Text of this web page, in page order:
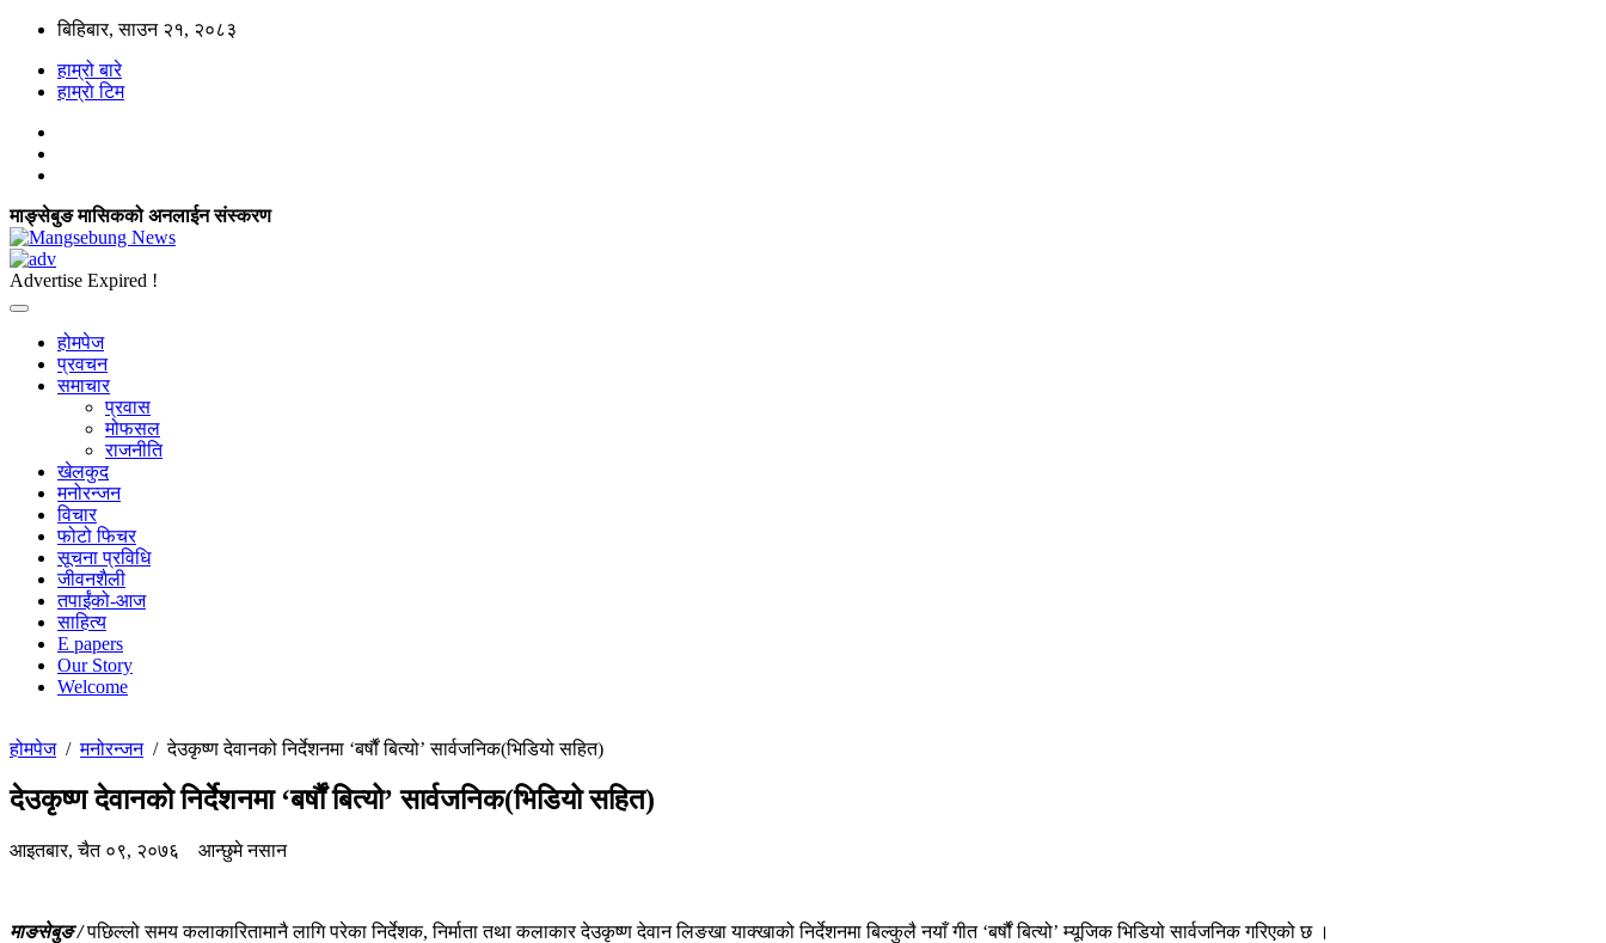
बिहिबार, साउन २१, २०८३
हाम्रो बारे
हाम्राे टिम
माङ्सेबुङ मासिकको अनलाईन संस्करण
Advertise Expired !
होमपेज
प्रवचन
समाचार
प्रवास
मोफसल
राजनीति
खेलकुद
मनोरन्जन
विचार
फोटो फिचर
सूचना प्रविधि
जीवनशैली
तपाईंको-आज
साहित्य
E papers
Our Story
Welcome
होमपेज/मनोरन्जन/देउकृष्ण देवानको निर्देशनमा ‘बर्षौं बित्यो’ सार्वजनिक(भिडियो सहित)
देउकृष्ण देवानको निर्देशनमा ‘बर्षौं बित्यो’ सार्वजनिक(भिडियो सहित)
आइतबार, चैत ०९, २०७६ आन्छुमे नसान
माङसेबुङ /पछिल्लो समय कलाकारितामानै लागि परेका निर्देशक, निर्माता तथा कलाकार देउकृष्ण देवान लिङखा याक्खाको निर्देशनमा बिल्कुलै नयाँ गीत ‘बर्षौं बित्यो’ म्यूजिक भिडियो सार्वजनिक गरिएको छ ।